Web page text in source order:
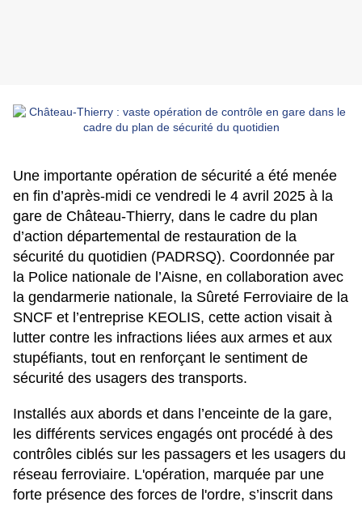
Une importante opération de sécurité a été menée
en fin d’après-midi ce vendredi le 4 avril 2025 à la
gare de Château-Thierry, dans le cadre du plan
d’action départemental de restauration de la
sécurité du quotidien (PADRSQ). Coordonnée par
la Police nationale de l’Aisne, en collaboration avec
la gendarmerie nationale, la Sûreté Ferroviaire de la
SNCF et l’entreprise KEOLIS, cette action visait à
lutter contre les infractions liées aux armes et aux
stupéfiants, tout en renforçant le sentiment de
sécurité des usagers des transports.
Installés aux abords et dans l’enceinte de la gare,
les différents services engagés ont procédé à des
contrôles ciblés sur les passagers et les usagers du
réseau ferroviaire. L'opération, marquée par une
forte présence des forces de l'ordre, s’inscrit dans